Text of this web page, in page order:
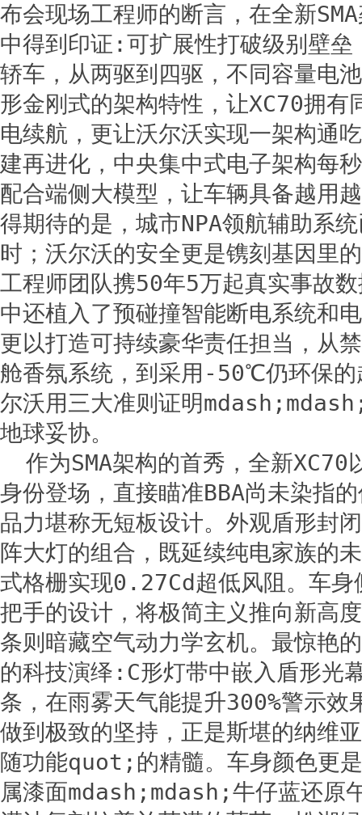
布会现场工程师的断言，在全新
中得到印证:可扩展性打破级别壁垒
轿车，从两驱到四驱，不同容量电
形金刚式的架构特性，让XC70拥有
电续航，更让沃尔沃实现一架构通
建再进化，中央集中式电子架构每
配合端侧大模型，让车辆具备越用
得期待的是，城市NPA领航辅助系
时；沃尔沃的安全更是镌刻基因里
工程师团队携50年5万起真实事故数
中还植入了预碰撞智能断电系统和
更以打造可持续豪华责任担当，从
舱香氛系统，到采用-50℃仍环保的
尔沃用三大准则证明
地球妥协。
作为SMA架构的首秀，全新XC70
身份登场，直接瞄准BBA尚未染指
品力堪称无短板设计。外观盾形封
阵大灯的组合，既延续纯电家族的
式格栅实现0.27Cd超低风阻。车身
把手的设计，将极简主义推向新高
条则暗藏空气动力学玄机。最惊艳
的科技演绎:C形灯带中嵌入盾形光
条，在雨雾天气能提升300%警示效
做到极致的坚持，正是斯堪的纳维
随功能quot;的精髓。车身颜色更
属漆面mdash;mdash;牛仔蓝还原